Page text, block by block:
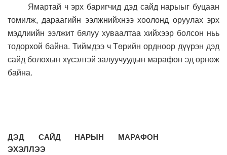
Ямартай ч эрх баригчид дэд сайд нарыыг буцаан
томилж, дараагийн ээлжнийхнээ хоолонд оруулах эрх
мэдлиийн ээлжит бялуу хуваалтаа хийхээр болсон ньь
тодорхой байна. Тиймдээ ч Төрийн ордноор дүүрэн дэд
сайд болохын хүсэлтэй залуучуудын марафон эд өрнөж
байна.
ДЭД САЙД НАРЫН МАРАФОН
ЭХЭЛЛЭЭ